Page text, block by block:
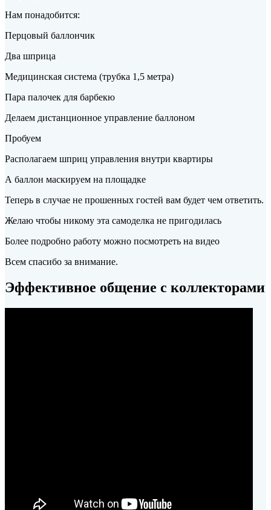
Нам понадобится:
Перцовый баллончик
Два шприца
Медицинская система (трубка 1,5 метра)
Пара палочек для барбекю
Делаем дистанционное управление баллоном
Пробуем
Располагаем шприц управления внутри квартиры
А баллон маскируем на площадке
Теперь в случае не прошенных гостей вам будет чем ответить.
Желаю чтобы никому эта самоделка не пригодилась
Более подробно работу можно посмотреть на видео
Всем спасибо за внимание.
Эффективное общение с коллекторами